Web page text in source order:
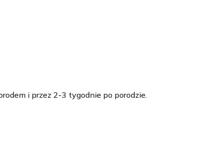
i przez 2-3 tygodnie po porodzie.